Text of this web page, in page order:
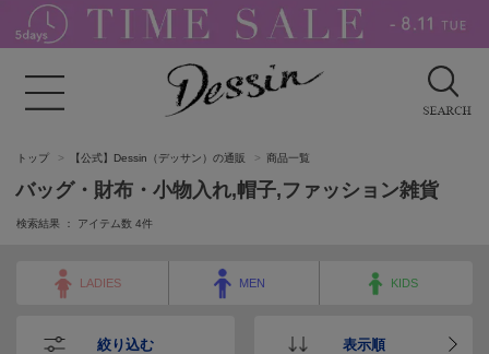
トップ 【公式】Dessin（デッサン）の通販 商品一覧
バッグ・財布・小物入れ,帽子,ファッション雑貨
検索結果 ： アイテム数 4件
LADIES MEN KIDS
絞り込む 表示順